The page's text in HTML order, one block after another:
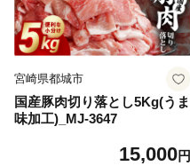
宮崎県都城市
国産豚肉切り落とし5Kg(うま
味加工)_MJ-3647
15,000円